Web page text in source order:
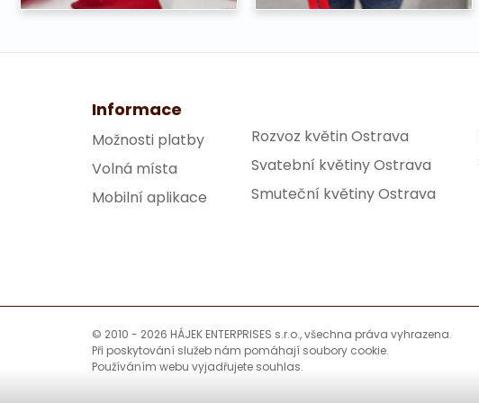
Informace
Možnosti platby
Volná místa
Mobilní aplikace
Rozvoz květin Ostrava
Svatební květiny Ostrava
Smuteční květiny Ostrava
© 2010 - 2026 HÁJEK ENTERPRISES s.r.o., všechna práva vyhrazena.
Při poskytování služeb nám pomáhají soubory cookie.
Používáním webu vyjadřujete souhlas.